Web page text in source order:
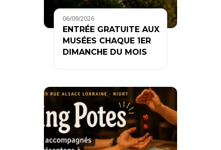
06/09/2026
ENTRÉE GRATUITE AUX
MUSÉES CHAQUE 1ER
DIMANCHE DU MOIS